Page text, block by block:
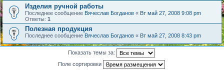
Изделия ручной работы
Последнее сообщение Вячеслав Богданов « Вт май 27, 2008 9:08 pm
Ответы: 1
Полезная продукция
Последнее сообщение Вячеслав Богданов « Вт май 27, 2008 8:43 pm
Показать темы за:
Поле сортировки